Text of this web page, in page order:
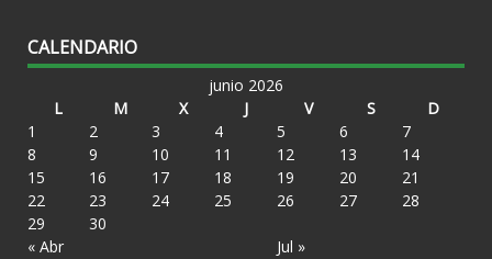
CALENDARIO
junio 2026
L
M X J V S D
« Abr Jul »
1 2 3 4 5 6
7
8
9 10 11 12 13
14
15
16 17 18 19 20
21
22
23 24 25 26 27
28
29
30